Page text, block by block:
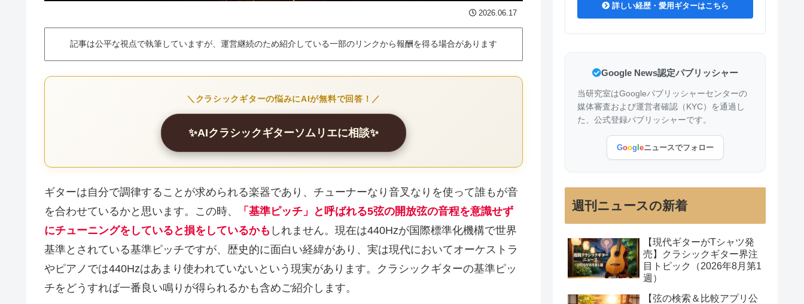
2026.06.17
記事は公平な視点で執筆していますが、運営継続のため紹介している一部のリンクから報酬を得る場合があります
＼クラシックギターの悩みにAIが無料で回答！／
✨AIクラシックギターソムリエに相談✨
ギターは自分で調律することが求められる楽器であり、チューナーなり音叉なりを使って誰もが音
を合わせているかと思います。この時、
「基準ピッチ」と呼ばれる5弦の開放弦の音程を意識せず
にチューニングをしていると損をしているかも しれません。現在は440Hzが国際標準化機構で世界
基準とされている基準ピッチですが、歴史的に面白い経緯があり、実は現代においてオーケストラ
やピアノでは440Hzはあまり使われていないという現実があります。クラシックギターの基準ピッ
チをどうすれば一番良い鳴りが得られるかも含めご紹介します。
詳しい経歴・愛用ギターはこちら
Google News認定パブリッシャー
当研究室はGoogleパブリッシャーセンターの
媒体審査および運営者確認（KYC）を通過し
た、公式登録パブリッシャーです。
Goog eニュースでフォロー
週刊ニュースの新着
【現代ギターがTシャツ発
売】クラシックギター界注
目トピック（2026年8月第1
週）
【弦の検索＆比較アプリ公